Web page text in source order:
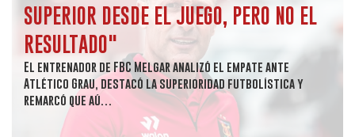
SUPERIOR DESDE EL JUEGO, PERO NO EL
RESULTADO"
El entrenador de FBC Melgar analizó el empate ante
Atlético Grau, destacó la superioridad futbolística y
remarcó que aú…